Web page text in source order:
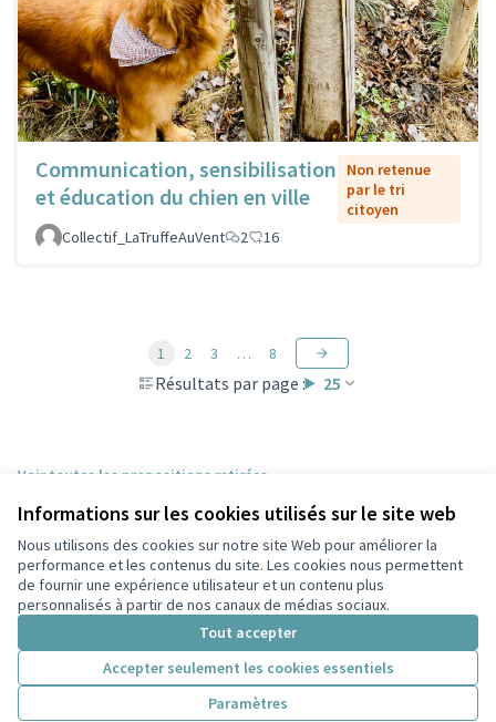
Informations sur les cookies utilisés sur le site web
Nous utilisons des cookies sur notre site Web pour améliorer la
performance et les contenus du site. Les cookies nous permettent
de fournir une expérience utilisateur et un contenu plus
personnalisés à partir de nos canaux de médias sociaux.
Tout accepter
Accepter seulement les cookies essentiels
Paramètres
Communication, sensibilisation
et éducation du chien en ville
Non retenue
par le tri
citoyen
Collectif_LaTruffeAuVent
2 16
Résultats par page : 25
1 2 3 … 8
Voir toutes les propositions retirées
Conditions d'utilisation
Paramètres des cookies
Participez Villeurbanne sur X
(Lien externe)
Participez Villeurbanne sur Facebook
Participez Villeurbanne sur Instagram
Participez Villeurbanne sur YouTube
(Lien externe)
Site réalisé grâce aulogiciel libre Decidim .
Licence
(Lien